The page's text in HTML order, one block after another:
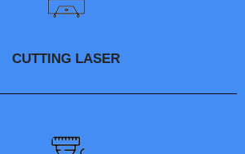
CUTTING LASER